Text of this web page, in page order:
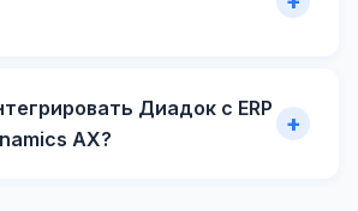
Диадок с ERP
AX?